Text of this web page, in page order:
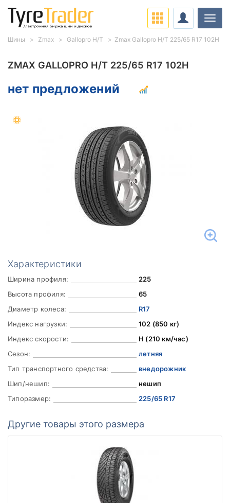
ZMAX GALLOPRO H/T 225/65 R17 102H
нет предложений
Характеристики
Ширина профиля:
225
Высота профиля:
65
Диаметр колеса:
R17
Индекс нагрузки:
102 (850 кг)
Индекс скорости:
H (210 км/час)
Сезон:
летняя
Тип транспортного средства:
внедорожник
Шип/нешип:
нешип
Типоразмер:
225/65 R17
Другие товары этого размера
Шины Zmax Gallopro H/T Zmax Gallopro H/T 225/65 R17 102H